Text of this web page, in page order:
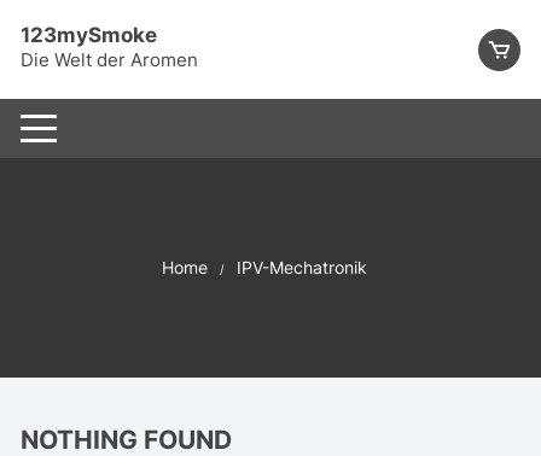
content
123mySmoke
Die Welt der Aromen
Home IPV-Mechatronik
NOTHING FOUND